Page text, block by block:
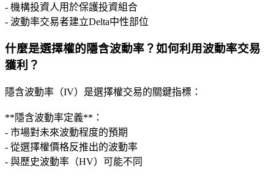
- 機構投資人用於保護投資組合
- 波動率交易者建立Delta中性部位
什麼是選擇權的隱含波動率？如何利用波動率交易
獲利？
隱含波動率（IV）是選擇權交易的關鍵指標：
**隱含波動率定義**：
- 市場對未來波動程度的預期
- 從選擇權價格反推出的波動率
- 與歷史波動率（HV）可能不同